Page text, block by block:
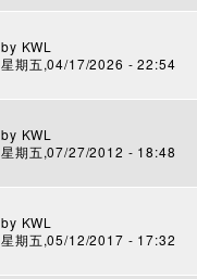
by KWL
星期五,04/17/2026 - 22:54
by KWL
星期五,07/27/2012 - 18:48
by KWL
星期五,05/12/2017 - 17:32